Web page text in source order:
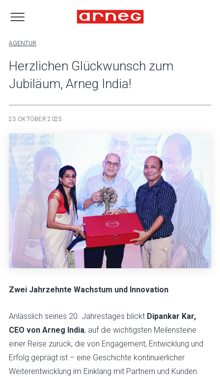
AGENTUR
Herzlichen Glückwunsch zum
Jubiläum, Arneg India!
23 OKTOBER 2025
Zwei Jahrzehnte Wachstum und Innovation
Anlässlich seines 20. Jahrestages blickt Dipankar Kar,
CEO von Arneg India, auf die wichtigsten Meilensteine
einer Reise zurück, die von Engagement, Entwicklung und
Erfolg geprägt ist – eine Geschichte kontinuierlicher
Weiterentwicklung im Einklang mit Partnern und Kunden.